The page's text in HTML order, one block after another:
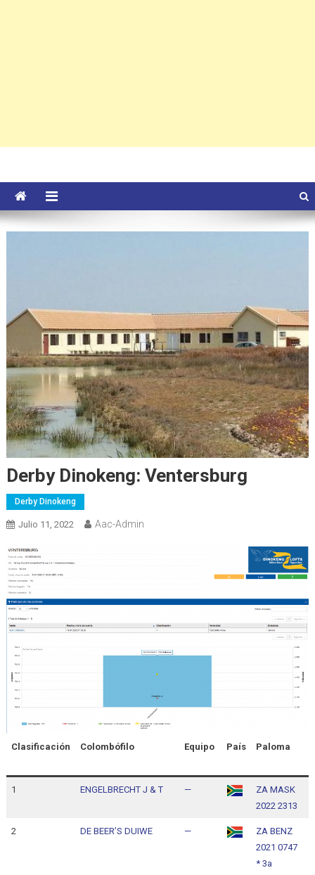
Derby Dinokeng: Ventersburg
Derby Dinokeng
Julio 11, 2022 Aac-Admin
Clasificación Colombófilo Equipo País Paloma
1 ENGELBRECHT J & T —
ZA MASK
2022 2313
2 DE BEER’S DUIWE —
ZA BENZ
2021 0747
* 3a